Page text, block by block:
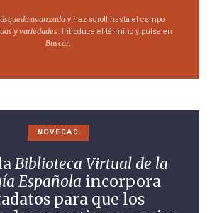
avanzada y haz scroll hasta el campo
y variedades . Introduce el término y pulsa en
Buscar.
NOVEDAD
Biblioteca Virtual de la
Española incorpora
para que los